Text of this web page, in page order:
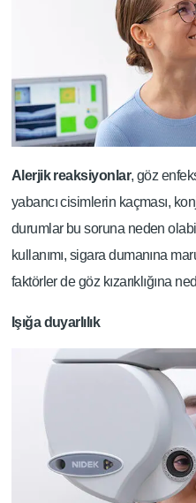
Alerjik reaksiyonlar, göz
yabancı cisimlerin kaçması,
durumlar bu soruna neden
kullanımı, sigara dumanına
faktörler de göz kızarıklığına
Işığa duyarlılık